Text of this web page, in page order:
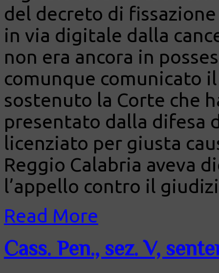
del decreto di
in via digitale dalla
non era ancora in
comunque comunicato
sostenuto la Corte che
presentato dalla difesa
licenziato per giusta
Reggio Calabria aveva
l’appello contro il
Read More
Cass. Pen., sez. V,